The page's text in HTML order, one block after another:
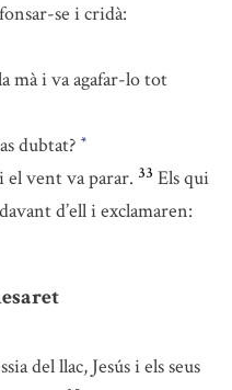
se i cridà:
mà i va agafar-lo tot
dubtat? *
el vent va parar. 33 Els qui
d’ell i exclamaren:
del llac, Jesús i els seus